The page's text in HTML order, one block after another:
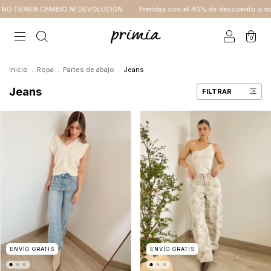
NI DEVOLUCIÓN Prendas con el 40% de descuento o más NO TIENEN
0
Inicio . Ropa . Partes de abajo . Jeans
Jeans FILTRAR
ENVÍO GRATIS ENVÍO GRATIS